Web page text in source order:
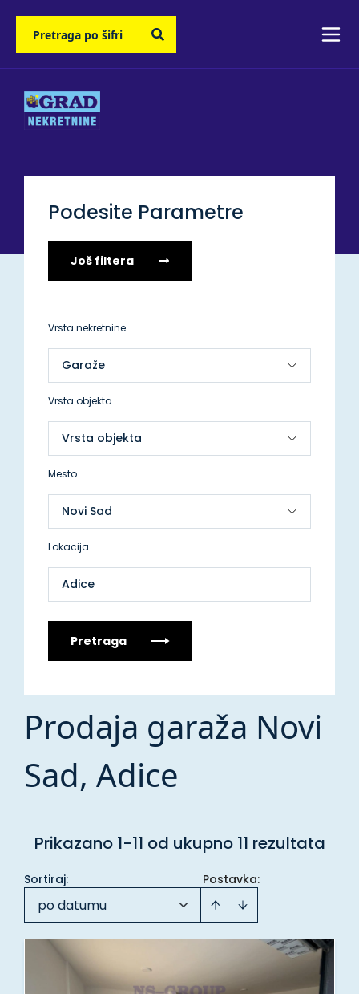
Podesite Parametre
Još filtera
Vrsta nekretnine
Vrsta objekta
Mesto
Lokacija
Adice
Pretraga
Prodaja garaža Novi
Sad, Adice
Prikazano 1-11 od ukupno 11 rezultata
Postavka:
Sortiraj:
po datumu